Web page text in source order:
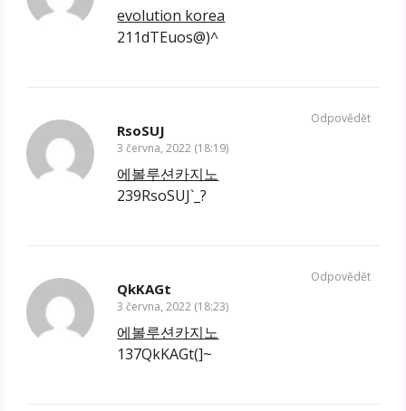
evolution korea
211dTEuos@)^
RsoSUJ
3 června, 2022 (18:19)
에볼루션카지노
239RsoSUJ`_?
Odpovědět
QkKAGt
3 června, 2022 (18:23)
에볼루션카지노
137QkKAGt(]~
Odpovědět